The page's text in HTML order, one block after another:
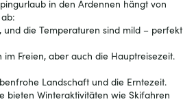
in den Ardennen hängt von
und die Temperaturen sind mild – perfekt
Freien, aber auch die Hauptreisezeit.
Landschaft und die Erntezeit.
bieten Winteraktivitäten wie Skifahren